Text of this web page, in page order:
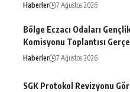
Haberler 7 Ağustos 2026
Bölge Eczacı Odaları Gençlik
Komisyonu Toplantısı
Haberler 7 Ağustos 2026
SGK Protokol Revizyonu